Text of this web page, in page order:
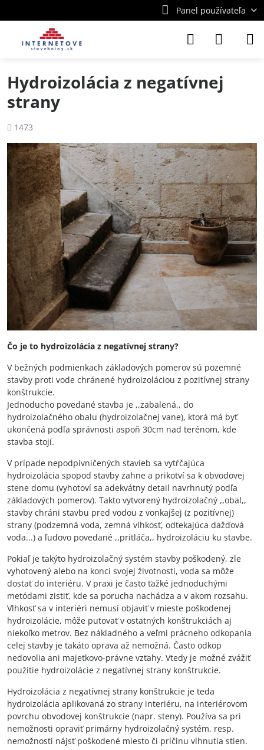
Panel používateľa
Hydroizolácia z negatívnej
strany
Počet
1473
Čo je to hydroizolácia z negatívnej strany?
V bežných podmienkach základových pomerov sú pozemné
stavby proti vode chránené hydroizoláciou z pozitívnej strany
konštrukcie.
Jednoducho povedané stavba je ,,zabalená,, do
hydroizolačného obalu (hydroizolačnej vane), ktorá má byť
ukončená podľa správnosti aspoň 30cm nad terénom, kde
stavba stojí.
V prípade nepodpivničených stavieb sa vytŕčajúca
hydroizolácia spopod stavby zahne a prikotví sa k obvodovej
stene domu (vyhotoví sa adekvátny detail navrhnutý podľa
základových pomerov). Takto vytvorený hydroizolačný ,,obal,,
stavby chráni stavbu pred vodou z vonkajšej (z pozitívnej)
strany (podzemná voda, zemná vlhkosť, odtekajúca dažďová
voda...) a ľudovo povedané ,,pritláča,, hydroizoláciu ku stavbe.
Pokiaľ je takýto hydroizolačný systém stavby poškodený, zle
vyhotovený alebo na konci svojej životnosti, voda sa môže
dostať do interiéru. V praxi je často ťažké jednoduchými
metódami zistiť, kde sa porucha nachádza a v akom rozsahu.
Vlhkosť sa v interiéri nemusí objaviť v mieste poškodenej
hydroizolácie, môže putovať v ostatných konštrukciách aj
niekoľko metrov. Bez nákladného a veľmi prácneho odkopania
celej stavby je takáto oprava až nemožná. Často odkop
nedovolia ani majetkovo-právne vzťahy. Vtedy je možné zvážiť
použitie hydroizolácie z negatívnej strany konštrukcie.
Hydroizolácia z negatívnej strany konštrukcie je teda
hydroizolácia aplikovaná zo strany interiéru, na interiérovom
povrchu obvodovej konštrukcie (napr. steny). Používa sa pri
nemožnosti opraviť primárny hydroizolačný systém, resp.
nemožnosti nájsť poškodené miesto či príčinu vlhnutia stien.